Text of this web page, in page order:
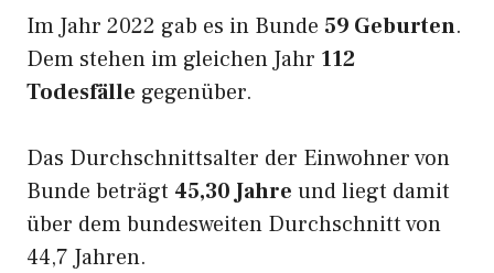
Im Jahr 2022 gab es in Bunde 59 Geburten.
Dem stehen im gleichen Jahr 112
Todesfälle gegenüber.
Das Durchschnittsalter der Einwohner von
Bunde beträgt 45,30 Jahre und liegt damit
über dem bundesweiten Durchschnitt von
44,7 Jahren.